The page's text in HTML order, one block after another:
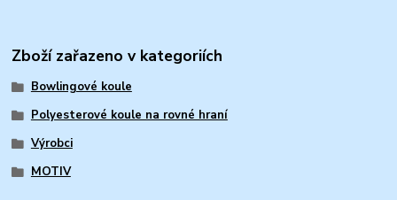
Zboží zařazeno v kategoriích
Bowlingové koule
Polyesterové koule na rovné hraní
Výrobci
MOTIV